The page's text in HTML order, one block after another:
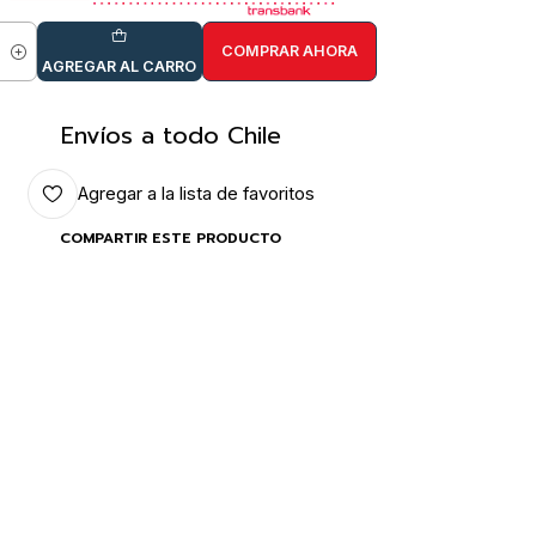
AGREGAR AL CARRO
COMPRAR AHORA
Envíos a todo Chile
Agregar a la lista de favoritos
COMPARTIR ESTE PRODUCTO